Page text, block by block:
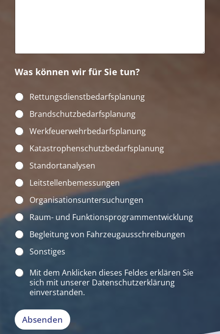
Was können wir für Sie tun?
W
s
ö
n
n
e
n
w
i
r
ü
S
e
u
Rettungsdienstbedarfsplanung
Brandschutzbedarfsplanung
Werkfeuerwehrbedarfsplanung
Katastrophenschutzbedarfsplanung
Standortanalysen
Leitstellenbemessungen
Organisationsuntersuchungen
Raum- und Funktionsprogrammentwicklung
Begleitung von Fahrzeugausschreibungen
Sonstiges
D
n
s
c
Mit dem Anklicken dieses Feldes erklären Sie
sich mit unserer Datenschutzerklärung
einverstanden.
Absenden